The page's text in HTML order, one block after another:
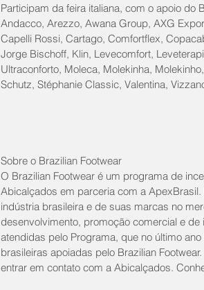
Participam da feira italiana, com o apoio do
Andacco, Arezzo, Awana Group, AXG
Capelli Rossi, Cartago, Comfortflex,
Jorge Bischoff, Klin, Levecomfort,
Ultraconforto, Moleca, Molekinha,
Schutz, Stéphanie Classic, Valentina,
Sobre o Brazilian Footwear
O Brazilian Footwear é um programa de
Abicalçados em parceria com a
indústria brasileira e de suas marcas no
desenvolvimento, promoção comercial e
atendidas pelo Programa, que no último
brasileiras apoiadas pelo Brazilian
entrar em contato com a Abicalçados.